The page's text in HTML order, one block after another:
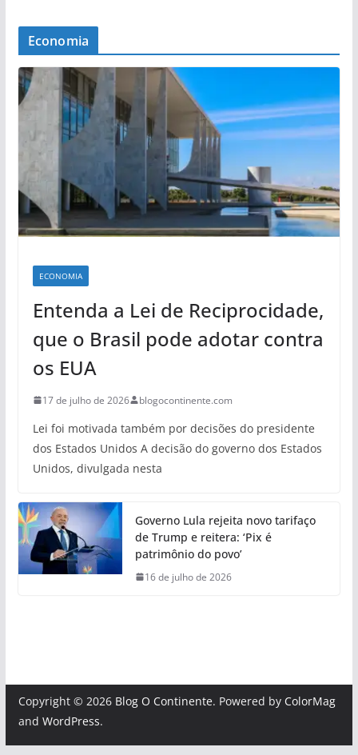
Economia
ECONOMIA
Entenda a Lei de Reciprocidade,
que o Brasil pode adotar contra
os EUA
17 de julho de 2026 blogocontinente.com
Lei foi motivada também por decisões do presidente
dos Estados Unidos A decisão do governo dos Estados
Unidos, divulgada nesta
Governo Lula rejeita novo tarifaço
de Trump e reitera: ‘Pix é
patrimônio do povo’
16 de julho de 2026
Copyright © 2026 Blog O Continente. Powered by ColorMag
and WordPress.